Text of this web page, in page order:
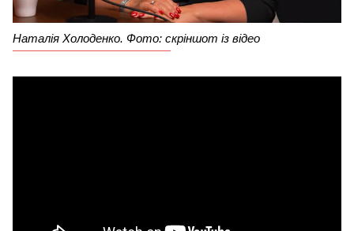
Наталія Холоденко. Фото: скріншот із відео